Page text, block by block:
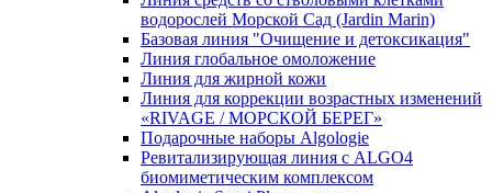
водорослей Морской Сад (Jardin Marin)
Базовая линия "Очищение и детоксикация"
Линия глобальное омоложение
Линия для жирной кожи
Линия для коррекции возрастных изменений
«RIVAGE / МОРСКОЙ БЕРЕГ»
Подарочные наборы Algologie
Ревитализирующая линия с ALGO4
биомиметическим комплексом